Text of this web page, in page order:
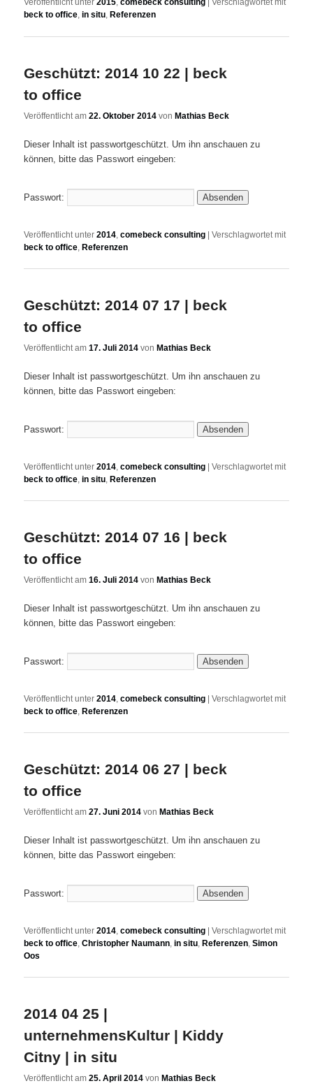
Veröffentlicht unter 2015,comebeck consulting
Verschlagwortet mit
beck to office,in situ, Referenzen
Geschützt: 2014 10 22 | beck
to office
Veröffentlicht am22. Oktober 2014 von Mathias Beck
Dieser Inhalt ist passwortgeschützt. Um ihn anschauen zu
können, bitte das Passwort eingeben:
Passwort:
Veröffentlicht unter 2014 ,comebeck consulting |Verschlagwortet mit
beck to office ,Referenzen
Geschützt: 2014 07 17 | beck
to office
Veröffentlicht am17. Juli 2014 von Mathias Beck
Dieser Inhalt ist passwortgeschützt. Um ihn anschauen zu
können, bitte das Passwort eingeben:
Passwort:
Veröffentlicht unter 2014 ,comebeck consulting |Verschlagwortet mit
beck to office ,in situ ,Referenzen
Geschützt: 2014 07 16 | beck
to office
Veröffentlicht am16. Juli 2014 von Mathias Beck
Dieser Inhalt ist passwortgeschützt. Um ihn anschauen zu
können, bitte das Passwort eingeben:
Passwort:
Veröffentlicht unter 2014 ,comebeck consulting |Verschlagwortet mit
beck to office ,Referenzen
Geschützt: 2014 06 27 | beck
to office
Veröffentlicht am27. Juni 2014 von Mathias Beck
Dieser Inhalt ist passwortgeschützt. Um ihn anschauen zu
können, bitte das Passwort eingeben:
Passwort:
Veröffentlicht unter 2014 ,comebeck consulting |Verschlagwortet mit
beck to office ,Christopher Naumann ,in situ ,Referenzen ,Simon
Oos
2014 04 25 |
unternehmensKultur | Kiddy
Citny | in situ
Veröffentlicht am25. April 2014 von Mathias Beck